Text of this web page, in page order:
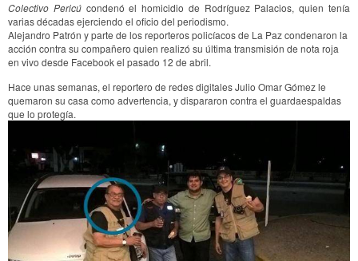
Colectivo Pericú condenó el homicidio de Rodríguez Palacios, quien tenía
varias décadas ejerciendo el oficio del periodismo.
Alejandro Patrón y parte de los reporteros policíacos de La Paz condenaron la
acción contra su compañero quien realizó su última transmisión de nota roja
en vivo desde Facebook el pasado 12 de abril.
Hace unas semanas, el reportero de redes digitales Julio Omar Gómez le
quemaron su casa como advertencia, y dispararon contra el guardaespaldas
que lo protegía.